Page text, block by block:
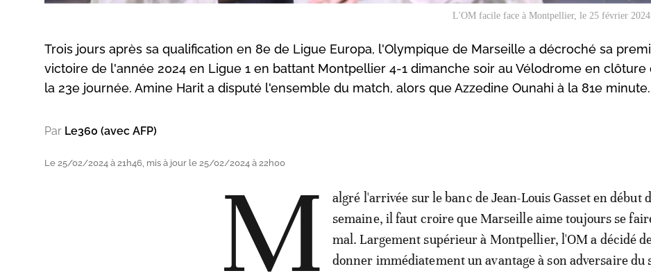
L'OM facile face à Montpellier, le 25 février
Trois jours après sa qualification en 8e de Ligue Europa, l'Olympique de Marseille a décroché sa
victoire de l'année 2024 en Ligue 1 en battant Montpellier 4-1 dimanche soir au Vélodrome en clôture
la 23e journée. Amine Harit a disputé l'ensemble du match, alors que Azzedine Ounahi à la 81e minute.
Par Le360 (avec AFP)
Le 25/02/2024 à 21h46, mis à jour le 25/02/2024 à 22h00
M
algré l'arrivée sur le banc de Jean-Louis Gasset en début
semaine, il faut croire que Marseille aime toujours se
mal. Largement supérieur à Montpellier, l'OM a décidé
donner immédiatement un avantage à son adversaire du